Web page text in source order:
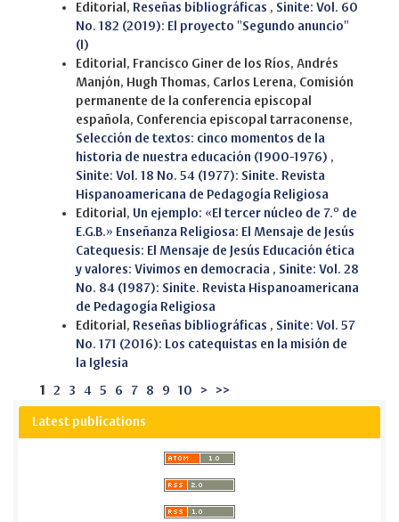
Editorial, Reseñas bibliográficas , Sinite: Vol. 60
No. 182 (2019): El proyecto "Segundo anuncio"
(I)
Editorial, Francisco Giner de los Ríos, Andrés
Manjón, Hugh Thomas, Carlos Lerena, Comisión
permanente de la conferencia episcopal
española, Conferencia episcopal tarraconense,
Selección de textos: cinco momentos de la
historia de nuestra educación (1900-1976) ,
Sinite: Vol. 18 No. 54 (1977): Sinite. Revista
Hispanoamericana de Pedagogía Religiosa
Editorial, Un ejemplo: «El tercer núcleo de 7.º de
E.G.B.» Enseñanza Religiosa: El Mensaje de Jesús
Catequesis: El Mensaje de Jesús Educación ética
y valores: Vivimos en democracia , Sinite: Vol. 28
No. 84 (1987): Sinite. Revista Hispanoamericana
de Pedagogía Religiosa
Editorial, Reseñas bibliográficas , Sinite: Vol. 57
No. 171 (2016): Los catequistas en la misión de
la Iglesia
1 2 3 4 5 6 7 8 9 10 > >>
Latest publications